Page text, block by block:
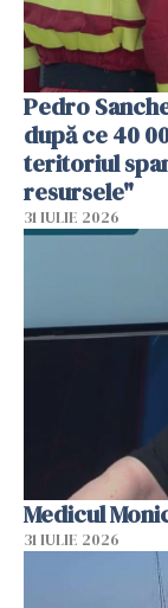
Pedro
după ce 40
teritoriul
resursele"
31 IULIE 2026
Medicul
31 IULIE 2026